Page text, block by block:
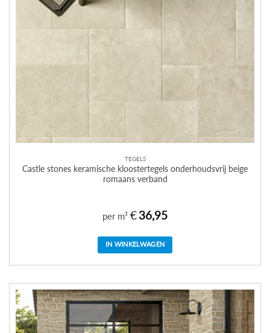
TEGELS
Castle stones keramische kloostertegels onderhoudsvrij beige
romaans verband
per m² €36,95
IN WINKELWAGEN